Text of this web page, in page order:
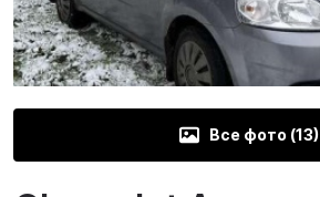
Все фото (13)